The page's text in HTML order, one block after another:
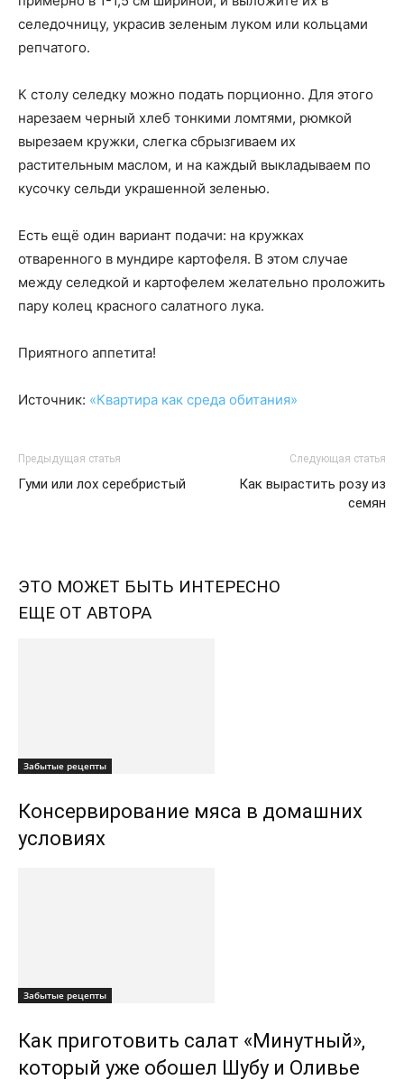
селедочницу, украсив зеленым луком или кольцами
репчатого.
К столу селедку можно подать порционно. Для этого
нарезаем черный хлеб тонкими ломтями, рюмкой
вырезаем кружки, слегка сбрызгиваем их
растительным маслом, и на каждый выкладываем по
кусочку сельди украшенной зеленью.
Есть ещё один вариант подачи: на кружках
отваренного в мундире картофеля. В этом случае
между селедкой и картофелем желательно проложить
пару колец красного салатного лука.
Приятного аппетита!
Источник: «Квартира как среда обитания»
Предыдущая статья
Гуми или лох серебристый
Следующая статья
Как вырастить розу из
семян
ЭТО МОЖЕТ БЫТЬ ИНТЕРЕСНО
ЕЩЕ ОТ АВТОРА
Забытые рецепты
Консервирование мяса в домашних
условиях
Забытые рецепты
Как приготовить салат «Минутный»,
который уже обошел Шубу и Оливье